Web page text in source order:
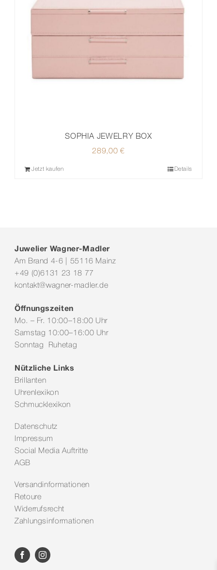
SOPHIA JEWELRY BOX
289,00 €
Jetzt kaufen Details
Juwelier Wagner-Madler
Am Brand 4-6 | 55116 Mainz
+49 (0)6131 23 18 77
kontakt@wagner-madler.de
Öffnungszeiten
Mo. – Fr. 10:00–18:00 Uhr
Samstag 10:00–16:00 Uhr
Sonntag Ruhetag
Nützliche Links
Brillanten
Uhrenlexikon
Schmucklexikon
Datenschutz
Impressum
Social Media Auftritte
AGB
Versandinformationen
Retoure
Widerrufsrecht
Zahlungsinformationen